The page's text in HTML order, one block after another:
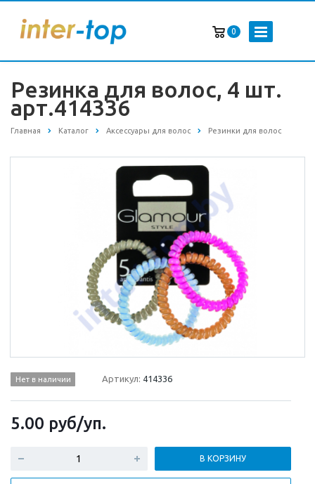
0
Резинка для волос, 4 шт.
арт.414336
Главная Каталог Аксессуары для волос Резинки для волос
Нет в наличии Артикул: 414336
5.00 руб/уп.
В КОРЗИНУ